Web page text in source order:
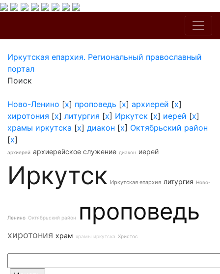
Иркутская епархия. Региональный православный
портал
Поиск
Ново-Ленино [x] проповедь [x] архиерей [x]
хиротония [x] литургия [x] Иркутск [x] иерей [x]
храмы иркутска [x] диакон [x] Октябрьский район
[x]
архиерей архиерейское служение диакон иерей
Иркутск Иркутская епархия литургия Ново-
Ленино Октябрьский район проповедь
хиротония храм храмы иркутска Христос